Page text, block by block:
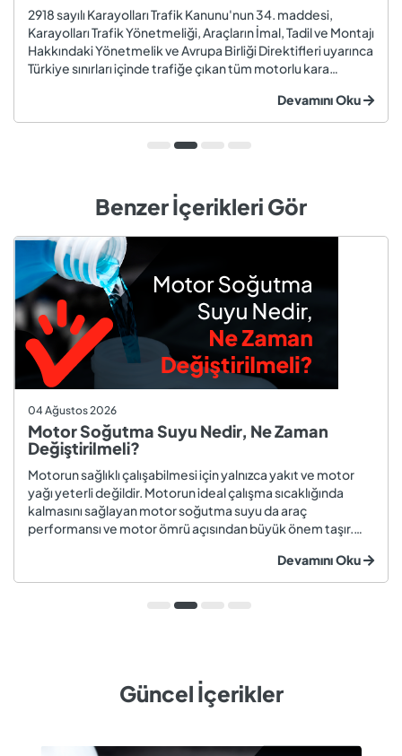
2918 sayılı Karayolları Trafik Kanunu'nun 34. maddesi,
Karayolları Trafik Yönetmeliği, Araçların İmal, Tadil ve Montajı
Hakkındaki Yönetmelik ve Avrupa Birliği Direktifleri uyarınca
Türkiye sınırları içinde trafiğe çıkan tüm motorlu kara
zorundadır. Araç muayenesi; otomobil, motosiklet,
kamyon, kamyo...
Devamını Oku
Benzer İçerikleri Gör
04 Ağustos 2026
Motor Soğutma Suyu Nedir, Ne Zaman
Değiştirilmeli?
Motorun sağlıklı çalışabilmesi için yalnızca yakıt ve motor
yağı yeterli değildir. Motorun ideal çalışma sıcaklığında
kalmasını sağlayan motor soğutma suyu da araç
performansı ve motor ömrü açısından büyük önem taşır.
değiştirilmeyen soğutma suyu; hararet, korozyon, motor
arızaları ve yüksek onarım ma...
Devamını Oku
Güncel İçerikler